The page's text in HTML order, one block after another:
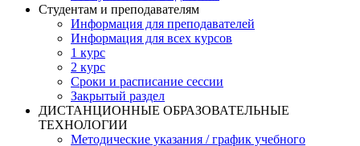
Студентам и преподавателям
Информация для преподавателей
Информация для всех курсов
1 курс
2 курс
Сроки и расписание сессии
Закрытый раздел
ДИСТАНЦИОННЫЕ ОБРАЗОВАТЕЛЬНЫЕ
ТЕХНОЛОГИИ
Методические указания / график учебного